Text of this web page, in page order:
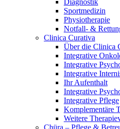
Diagnostik
Sportmedizin
Physiotherapie
Notfall- &
Clinica Curativa
Über die Clinica
Integrative
Integrative
Integrative
Ihr Aufenthalt
Integrative
Integrative Pflege
Komplementäre
Weitere
Chüra – Pflege &